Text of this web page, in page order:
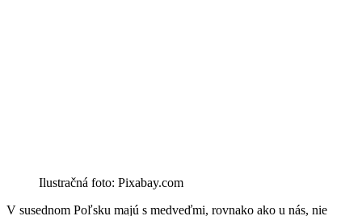
Ilustračná foto: Pixabay.com
V susednom Poľsku majú s medveďmi, rovnako ako u nás, nie